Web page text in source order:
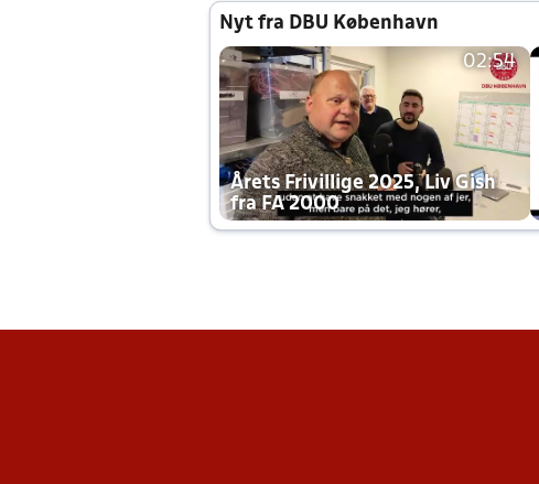
Nyt fra DBU København
02:54
Årets Frivillige 2025, Liv Gish
fra FA 2000